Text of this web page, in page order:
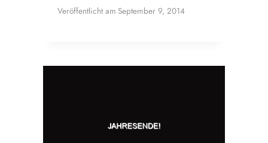
Veröffentlicht am September 9, 2014